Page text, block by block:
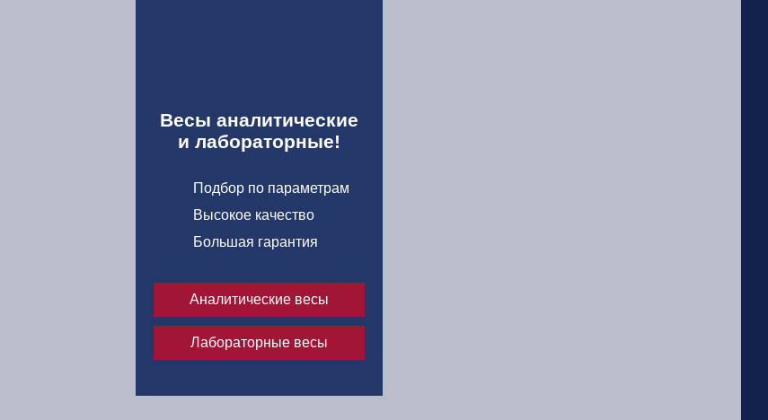
Весы аналитические
и лабораторные!
Подбор по параметрам
Высокое качество
Большая гарантия
Аналитические весы
Лабораторные весы